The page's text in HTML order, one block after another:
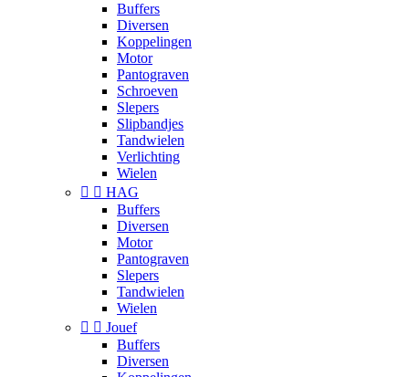
Buffers
Diversen
Koppelingen
Motor
Pantograven
Schroeven
Slepers
Slipbandjes
Tandwielen
Verlichting
Wielen
  HAG
Buffers
Diversen
Motor
Pantograven
Slepers
Tandwielen
Wielen
  Jouef
Buffers
Diversen